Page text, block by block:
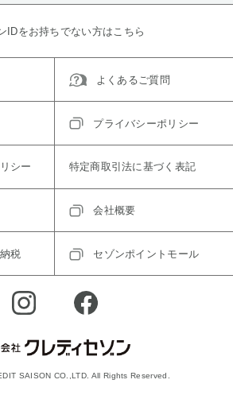
IDをお持ちでない方はこちら
よくあるご質問
プライバシーポリシー
シー 特定商取引法に基づく表記
会社概要
税 セゾンポイントモール
SAISON CO.,LTD. All Rights Reserved.